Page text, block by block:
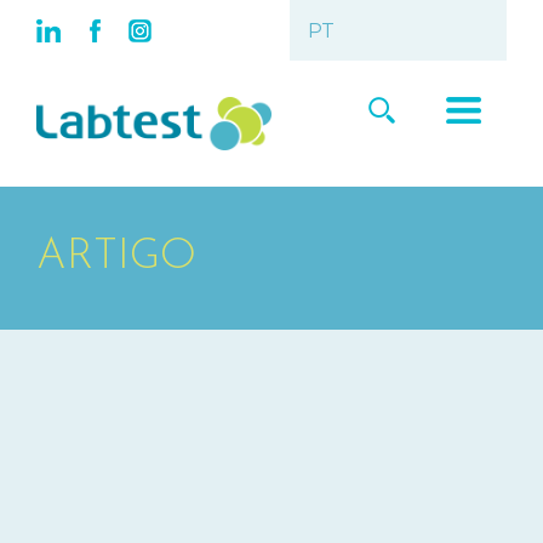
ARTIGO